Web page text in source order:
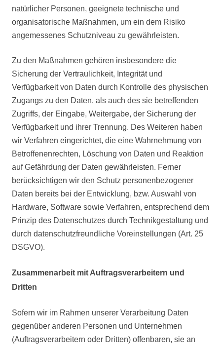
natürlicher Personen, geeignete technische und
organisatorische Maßnahmen, um ein dem Risiko
angemessenes Schutzniveau zu gewährleisten.
Zu den Maßnahmen gehören insbesondere die
Sicherung der Vertraulichkeit, Integrität und
Verfügbarkeit von Daten durch Kontrolle des physischen
Zugangs zu den Daten, als auch des sie betreffenden
Zugriffs, der Eingabe, Weitergabe, der Sicherung der
Verfügbarkeit und ihrer Trennung. Des Weiteren haben
wir Verfahren eingerichtet, die eine Wahrnehmung von
Betroffenenrechten, Löschung von Daten und Reaktion
auf Gefährdung der Daten gewährleisten. Ferner
berücksichtigen wir den Schutz personenbezogener
Daten bereits bei der Entwicklung, bzw. Auswahl von
Hardware, Software sowie Verfahren, entsprechend dem
Prinzip des Datenschutzes durch Technikgestaltung und
durch datenschutzfreundliche Voreinstellungen (Art. 25
DSGVO).
Zusammenarbeit mit Auftragsverarbeitern und
Dritten
Sofern wir im Rahmen unserer Verarbeitung Daten
gegenüber anderen Personen und Unternehmen
(Auftragsverarbeitern oder Dritten) offenbaren, sie an